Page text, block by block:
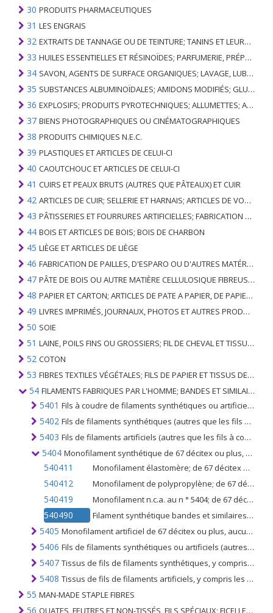
30 PRODUITS PHARMACEUTIQUES
31 LES ENGRAIS
32 EXTRAITS DE TANNAGE OU DE TEINTURE; TANINS ET LEURS DERIVES; COLORANTS, PIGMENTS ET AUTRES MATIERES COLORANTES; PEINTURES, VERNIS; MASTIC, AUTRES MASTIQUES; ENCRES
33 HUILES ESSENTIELLES ET RÉSINOÏDES; PARFUMERIE, PRÉPARATIONS COSMÉTIQUES OU DE TOILETTE
34 SAVON, AGENTS DE SURFACE ORGANIQUES; LAVAGE, LUBRIFICATION, POLISSAGE OU PRÉPARATION À L'ÉPURATION; CIRES ARTIFICIELLES OU PRÉPARÉES, BOUGIES ET ARTICLES SIMILAIRES, PÂTES À MODÉLISER, CIRES DENTAIRES ET PRÉPARATIONS DENTAIRES À BASE DE PLÂTRE
35 SUBSTANCES ALBUMINOÏDALES; AMIDONS MODIFIÉS; GLUES; ENZYMES
36 EXPLOSIFS; PRODUITS PYROTECHNIQUES; ALLUMETTES; ALLIAGES PYROPHORIQUES; CERTAINES PRÉPARATIONS COMBUSTIBLES
37 BIENS PHOTOGRAPHIQUES OU CINÉMATOGRAPHIQUES
38 PRODUITS CHIMIQUES N.E.C.
39 PLASTIQUES ET ARTICLES DE CELUI-CI
40 CAOUTCHOUC ET ARTICLES DE CELUI-CI
41 CUIRS ET PEAUX BRUTS (AUTRES QUE PÂTEAUX) ET CUIR
42 ARTICLES DE CUIR; SELLERIE ET ​​HARNAIS; ARTICLES DE VOYAGE, SACS À MAIN ET RÉCIPIENTS ANALOGUES; ARTICLES DE GUT ANIMAL (AUTRE QUE GUT DE SOIE-VERT)
43 PÂTISSERIES ET FOURRURES ARTIFICIELLES; FABRICATION DE CELLES-CI
44 BOIS ET ARTICLES DE BOIS; BOIS DE CHARBON
45 LIÈGE ET ARTICLES DE LIÈGE
46 FABRICATION DE PAILLES, D'ESPARO OU D'AUTRES MATÉRIAUX DE COULÉE; BASKETWARE ET WICKERWORK
47 PÂTE DE BOIS OU AUTRE MATIÈRE CELLULOSIQUE FIBREUSE; PAPIER OU CARTON RÉCUPÉRÉ (DÉCHETS ET DÉCHETS)
48 PAPIER ET CARTON; ARTICLES DE PATE A PAPIER, DE PAPIER OU DE CARTON
49 LIVRES IMPRIMÉS, JOURNAUX, PHOTOS ET AUTRES PRODUITS DE L'INDUSTRIE DE L'IMPRIMERIE; MANUSCRITS, TYPESCRIPTS ET PLANS
50 SOIE
51 LAINE, POILS FINS OU GROSSIERS; FIL DE CHEVAL ET TISSU TISSÉ
52 COTON
53 FIBRES TEXTILES VÉGÉTALES; FILS DE PAPIER ET TISSUS DE FILS DE PAPIER
54 FILAMENTS FABRIQUES PAR L'HOMME; BANDES ET SIMILAIRES DE MATIERES TEXTILES SYNTHETIQUES
5401 Fils à coudre de filaments synthétiques ou artificiels, même conditionnés pour la vente au détail
5402 Fils de filaments synthétiques (autres que les fils à coudre), non conditionnés pour la vente au détail, y compris les monofilaments synthétiques de moins de 67 décitex
5403 Fils de filaments artificiels (autres que les fils à coudre), non conditionnés pour la vente au détail, y compris les monofilaments artificiels de moins de 67 décitex
5404 Monofilament synthétique de 67 décitex ou plus, dont la plus grande dimension de la section transversale ne dépasse pas 1 mm; Bandes et similaires (p.ex. paille artificielle) en matières textiles synthétiques d'une largeur apparente n'excédant pas 5 mm
540411 Monofilament élastomère; de 67 décitex ou plus et dont aucune dimension transversale ne dépasse 1 mm
540412 Monofilament de polypropylène; de 67 décitex ou plus et dont aucune dimension transversale ne dépasse 1 mm
540419 Monofilament n.c.a. au n ° 5404; de 67 décitex ou plus et dont aucune dimension transversale ne dépasse 1 mm
540490 Filament synthétique bandes et similaires (p.ex. paille artificielle), en matières textiles synthétiques d'une largeur apparente n'excédant pas 5 mm
5405 Monofilament artificiel de 67 décitex ou plus, aucune dimension de section transversale ne dépasse 1 mm; bandes et similaires (p.ex. paille artificielle), en matières textiles artificielles d'une largeur n'excédant pas 5 mm
5406 Fils de filaments synthétiques ou artificiels (autres que les fils à coudre), conditionnés pour la vente au détail
5407 Tissus de fils de filaments synthétiques, y compris les tissus obtenus à partir de matières du no. 5404
5408 Tissus de fils de filaments artificiels, y compris les tissus obtenus à partir de matières du no. 5404
55 MAN-MADE STAPLE FIBRES
56 OUATES, FEUTRES ET NON-TISSÉS, FILS SPÉCIAUX; FICELLES, CORDES, CORDES, CÂBLES ET ARTICLES ASSOCIÉS